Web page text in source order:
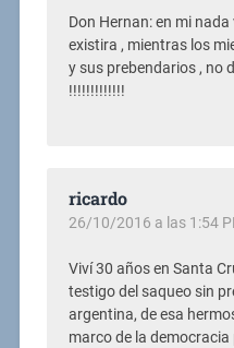
Don Hernan: en mi
existira , mientras los
y sus prebendarios , no
!!!!!!!!!!!!!
ricardo
26/10/2016 a las 1:54
Viví 30 años en Santa
testigo del saqueo sin
argentina, de esa
marco de la